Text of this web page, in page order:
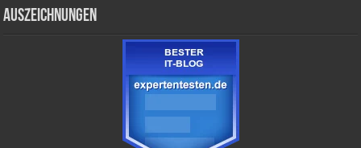
Auszeichnungen